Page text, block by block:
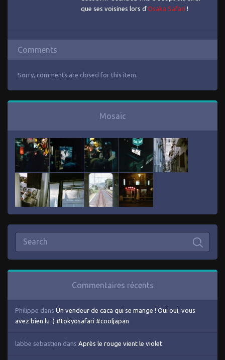
que ses voisines lors d'Osaka Safari !
Comments
Sorry, comments are closed for this item.
Mosaïc
Commentaires récents
Philippe dans Un vendeur de caca qui se mange ! Oui oui, vous
avez bien lu :) #tokyosafari #cooljapan
labbe sebastien dans Après le rouge vient le violet